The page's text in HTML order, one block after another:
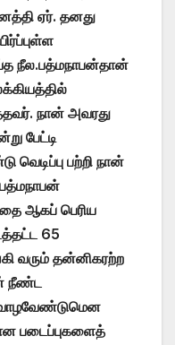
ஏர். தனது
நீல.பத்மநாபன்தான்
நான் அவரது
பேட்டி
பற்றி நான்
ஆகப் பெரிய
65
வரும் தன்னிகரற்ற
நீண்ட
படைப்புகளைத்